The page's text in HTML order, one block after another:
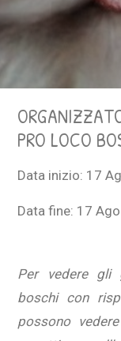
PRO LOCO
Data inizio: 17
Data fine: 17
Per vedere gli
boschi con
possono